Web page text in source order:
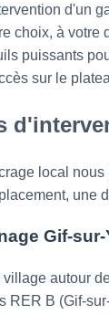
d'un
choix, à votre
puissants
sur le
local
une
Gif-
village autour
RER B (Gif-